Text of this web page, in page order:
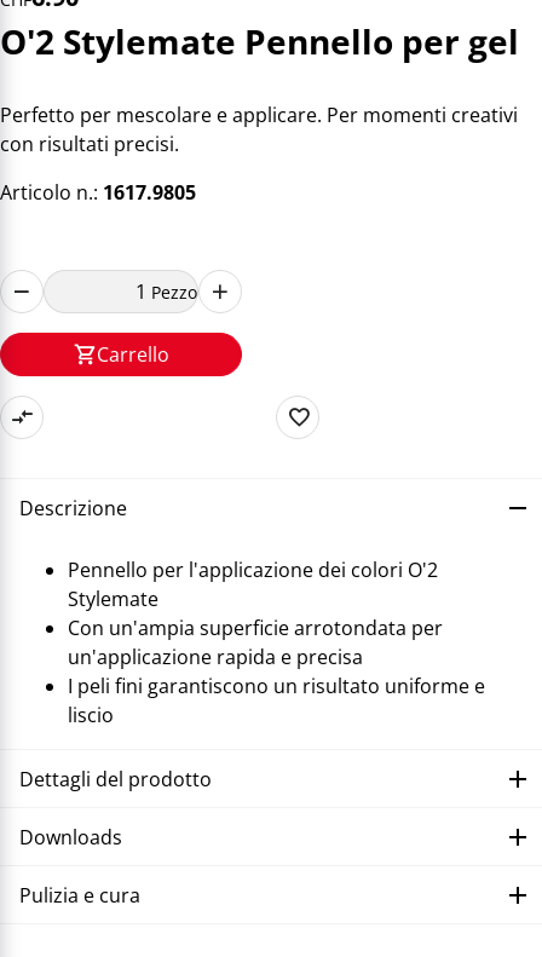
O'2 Stylemate Pennello per gel
Perfetto per mescolare e applicare. Per momenti creativi
con risultati precisi.
Articolo n.: 1617.9805
Pezzo
Carrello
Descrizione
Pennello per l'applicazione dei colori O'2
Stylemate
Con un'ampia superficie arrotondata per
un'applicazione rapida e precisa
I peli fini garantiscono un risultato uniforme e
liscio
Dettagli del prodotto
Downloads
Pulizia e cura